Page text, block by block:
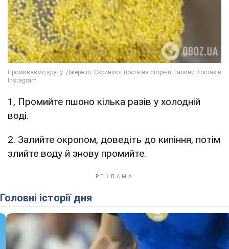
1, Промийте пшоно кілька разів у холодній
воді.
2. Залийте окропом, доведіть до кипіння, потім
злийте воду й знову промийте.
Головні історії дня